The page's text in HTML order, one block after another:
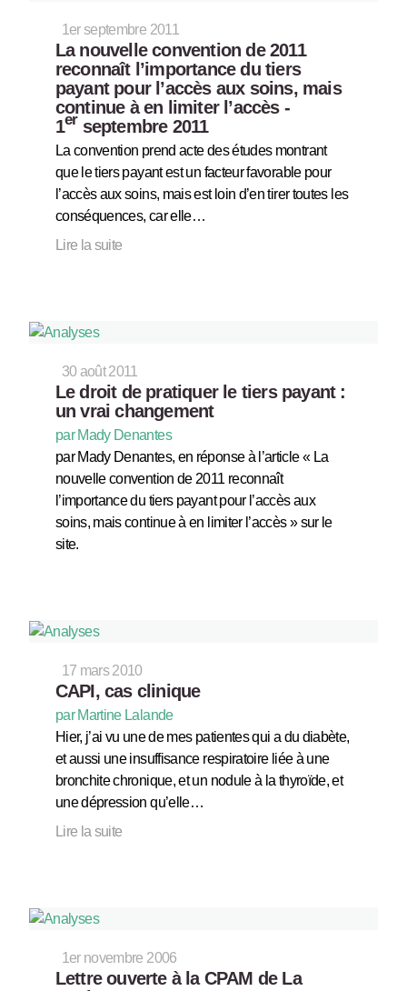
1er septembre 2011
La nouvelle convention de 2011
reconnaît l’importance du tiers
payant pour l’accès aux soins, mais
continue à en limiter l’accès -
1er septembre 2011
La convention prend acte des études montrant
que le tiers payant est un facteur favorable pour
l’accès aux soins, mais est loin d’en tirer toutes les
conséquences, car elle…
Lire la suite
30 août 2011
Le droit de pratiquer le tiers payant :
un vrai changement
par Mady Denantes
par Mady Denantes, en réponse à l’article « La
nouvelle convention de 2011 reconnaît
l’importance du tiers payant pour l’accès aux
soins, mais continue à en limiter l’accès » sur le
site.
17 mars 2010
CAPI, cas clinique
par Martine Lalande
Hier, j’ai vu une de mes patientes qui a du diabète,
et aussi une insuffisance respiratoire liée à une
bronchite chronique, et un nodule à la thyroïde, et
une dépression qu’elle…
Lire la suite
1er novembre 2006
Lettre ouverte à la CPAM de La